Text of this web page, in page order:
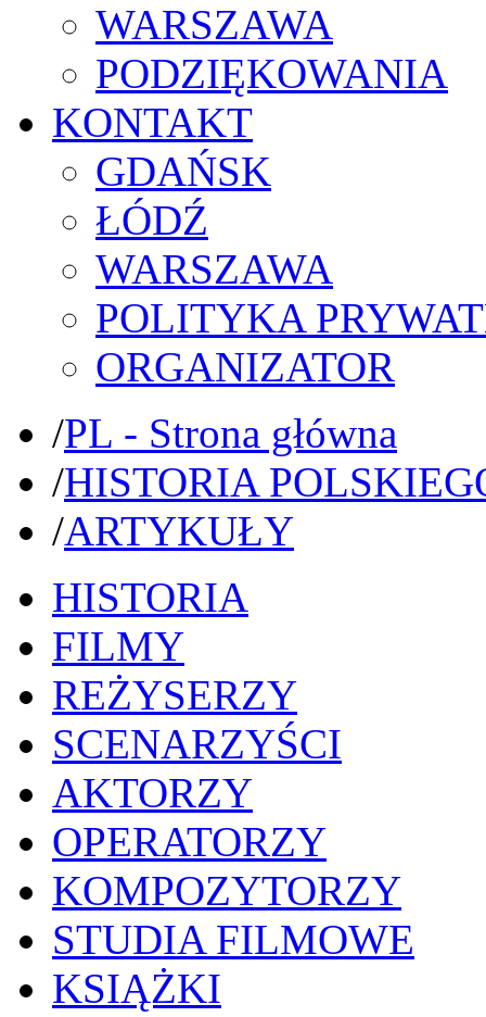
WARSZAWA
PODZIĘKOWANIA
KONTAKT
GDAŃSK
ŁÓDŹ
WARSZAWA
POLITYKA
ORGANIZATOR
/PL - Strona główna
/HISTORIA
/ARTYKUŁY
HISTORIA
FILMY
REŻYSERZY
SCENARZYŚCI
AKTORZY
OPERATORZY
KOMPOZYTORZY
STUDIA FILMOWE
KSIĄŻKI